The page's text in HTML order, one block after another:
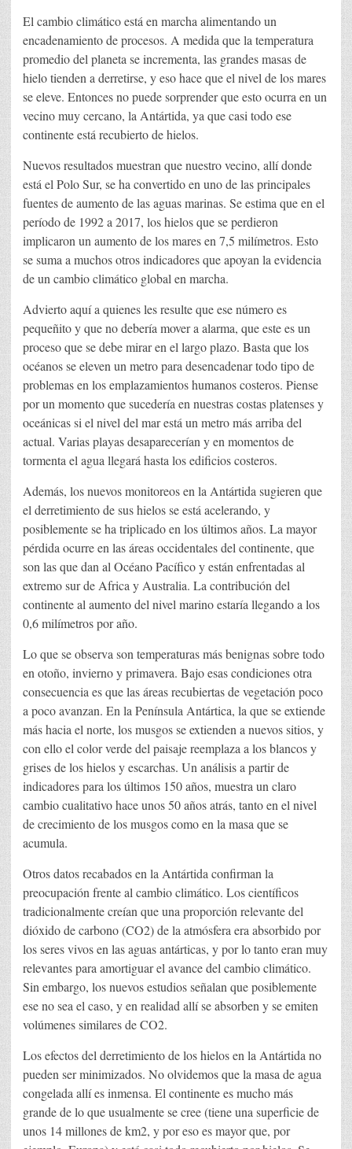
El cambio climático está en marcha alimentando un
encadenamiento de procesos. A medida que la temperatura
promedio del planeta se incrementa, las grandes masas de
hielo tienden a derretirse, y eso hace que el nivel de los mares
se eleve. Entonces no puede sorprender que esto ocurra en un
vecino muy cercano, la Antártida, ya que casi todo ese
continente está recubierto de hielos.
Nuevos resultados muestran que nuestro vecino, allí donde
está el Polo Sur, se ha convertido en uno de las principales
fuentes de aumento de las aguas marinas. Se estima que en el
período de 1992 a 2017, los hielos que se perdieron
implicaron un aumento de los mares en 7,5 milímetros. Esto
se suma a muchos otros indicadores que apoyan la evidencia
de un cambio climático global en marcha.
Advierto aquí a quienes les resulte que ese número es
pequeñito y que no debería mover a alarma, que este es un
proceso que se debe mirar en el largo plazo. Basta que los
océanos se eleven un metro para desencadenar todo tipo de
problemas en los emplazamientos humanos costeros. Piense
por un momento que sucedería en nuestras costas platenses y
oceánicas si el nivel del mar está un metro más arriba del
actual. Varias playas desaparecerían y en momentos de
tormenta el agua llegará hasta los edificios costeros.
Además, los nuevos monitoreos en la Antártida sugieren que
el derretimiento de sus hielos se está acelerando, y
posiblemente se ha triplicado en los últimos años. La mayor
pérdida ocurre en las áreas occidentales del continente, que
son las que dan al Océano Pacífico y están enfrentadas al
extremo sur de Africa y Australia. La contribución del
continente al aumento del nivel marino estaría llegando a los
0,6 milímetros por año.
Lo que se observa son temperaturas más benignas sobre todo
en otoño, invierno y primavera. Bajo esas condiciones otra
consecuencia es que las áreas recubiertas de vegetación poco
a poco avanzan. En la Península Antártica, la que se extiende
más hacia el norte, los musgos se extienden a nuevos sitios, y
con ello el color verde del paisaje reemplaza a los blancos y
grises de los hielos y escarchas. Un análisis a partir de
indicadores para los últimos 150 años, muestra un claro
cambio cualitativo hace unos 50 años atrás, tanto en el nivel
de crecimiento de los musgos como en la masa que se
acumula.
Otros datos recabados en la Antártida confirman la
preocupación frente al cambio climático. Los científicos
tradicionalmente creían que una proporción relevante del
dióxido de carbono (CO2) de la atmósfera era absorbido por
los seres vivos en las aguas antárticas, y por lo tanto eran muy
relevantes para amortiguar el avance del cambio climático.
Sin embargo, los nuevos estudios señalan que posiblemente
ese no sea el caso, y en realidad allí se absorben y se emiten
volúmenes similares de CO2.
Los efectos del derretimiento de los hielos en la Antártida no
pueden ser minimizados. No olvidemos que la masa de agua
congelada allí es inmensa. El continente es mucho más
grande de lo que usualmente se cree (tiene una superficie de
unos 14 millones de km2, y por eso es mayor que, por